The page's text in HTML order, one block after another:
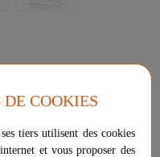
COOKIES
tiers utilisent des cookies
et vous proposer des